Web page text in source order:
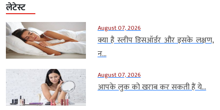
लेटेस्ट
August 07, 2026
क्या है स्लीप डिसऑर्डर और इसके लक्षण,
न...
August 07, 2026
आपके लुक को खराब कर सकती हैं ये...